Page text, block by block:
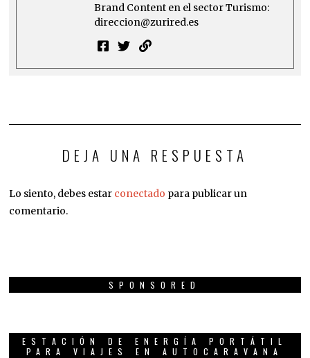
Brand Content en el sector Turismo:
direccion@zurired.es
DEJA UNA RESPUESTA
Lo siento, debes estar conectado para publicar un
comentario.
SPONSORED
ESTACIÓN DE ENERGÍA PORTÁTIL
PARA VIAJES EN AUTOCARAVANA